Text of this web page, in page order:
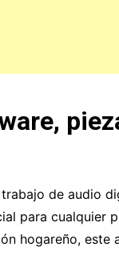
de audio
para cualquier
hogareño,